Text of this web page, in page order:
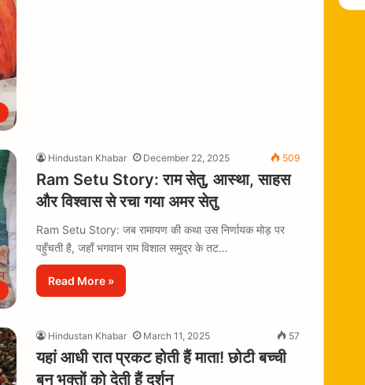
Hindustan Khabar December 22, 2025 509
Ram Setu Story: राम सेतु, आस्था, साहस
और विश्वास से रचा गया अमर सेतु
Ram Setu Story: जब रामायण की कथा उस निर्णायक मोड़ पर
पहुँचती है, जहाँ भगवान राम विशाल समुद्र के तट…
Read More »
Hindustan Khabar March 11, 2025 57
यहां आधी रात प्रकट होती हैं माता! छोटी बच्ची
बन भक्तों को देती हैं दर्शन